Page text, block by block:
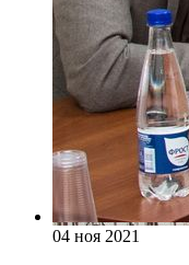
04 ноя 2021